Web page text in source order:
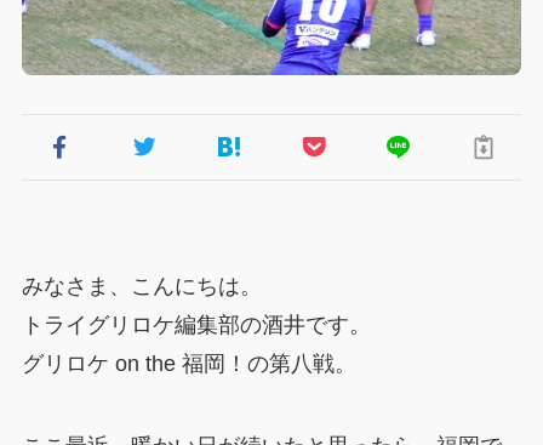
みなさま、こんにちは。
トライグリロケ編集部の酒井です。
グリロケ on the 福岡！の第八戦。